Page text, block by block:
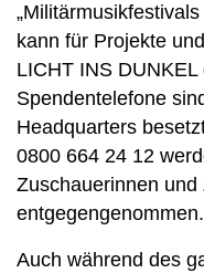
kann für Projekte
LICHT INS
Spendentelefone
Headquarters
0800 664 24 12
Zuschauerinnen
entgegengenommen.
Auch während des